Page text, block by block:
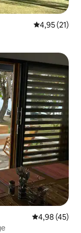
Évaluation
4,95 (21)
Évaluation
4,98 (45)